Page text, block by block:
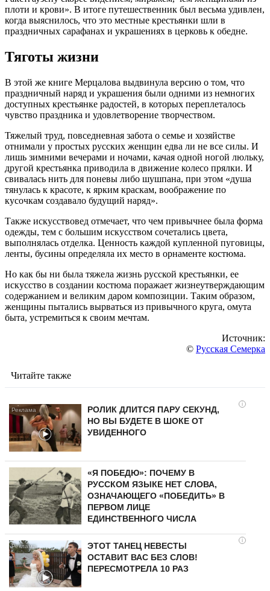
плоти и крови». В итоге путешественник был весьма удивлен,
когда выяснилось, что это местные крестьянки шли в
праздничных сарафанах и украшениях в церковь к обедне.
Тяготы жизни
В этой же книге Мерцалова выдвинула версию о том, что
праздничный наряд и украшения были одними из немногих
доступных крестьянке радостей, в которых переплеталось
чувство праздника и удовлетворение творчеством.
Тяжелый труд, повседневная забота о семье и хозяйстве
отнимали у простых русских женщин едва ли не все силы. И
лишь зимними вечерами и ночами, качая одной ногой люльку,
другой крестьянка приводила в движение колесо прялки. И
свивалась нить для поневы либо шушпана, при этом «душа
тянулась к красоте, к ярким краскам, воображение по
кусочкам создавало будущий наряд».
Также искусствовед отмечает, что чем привычнее была форма
одежды, тем с большим искусством сочетались цвета,
выполнялась отделка. Ценность каждой купленной пуговицы,
ленты, бусины определяла их место в орнаменте костюма.
Но как бы ни была тяжела жизнь русской крестьянки, ее
искусство в создании костюма поражает жизнеутверждающим
содержанием и великим даром композиции. Таким образом,
женщины пытались вырваться из привычного круга, омута
быта, устремиться к своим мечтам.
Источник:
© Русская Семерка
Читайте также
i
РОЛИК ДЛИТСЯ ПАРУ СЕКУНД,
НО ВЫ БУДЕТЕ В ШОКЕ ОТ
УВИДЕННОГО
«Я ПОБЕДЮ»: ПОЧЕМУ В
РУССКОМ ЯЗЫКЕ НЕТ СЛОВА,
ОЗНАЧАЮЩЕГО «ПОБЕДИТЬ» В
ПЕРВОМ ЛИЦЕ
ЕДИНСТВЕННОГО ЧИСЛА
i
ЭТОТ ТАНЕЦ НЕВЕСТЫ
ОСТАВИТ ВАС БЕЗ СЛОВ!
ПЕРЕСМОТРЕЛА 10 РАЗ